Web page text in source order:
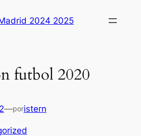
2024 2025
futbol 2020
—poristern